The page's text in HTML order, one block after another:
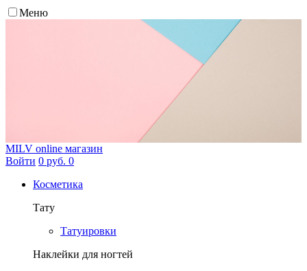
Меню
MILV online магазин
Войти 0 руб. 0
Косметика
Тату
Татуировки
Наклейки для ногтей